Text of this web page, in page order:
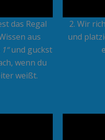
das Regal
aus
und guckst
wenn du
weißt.
2. Wir
und